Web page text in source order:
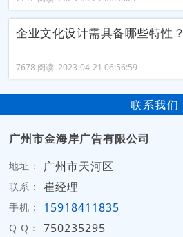
企业文化设计需具备哪些特性？
7678 阅读 2023-04-21 06:56:59
联系我们
广州市金海岸广告有限公司
地址： 广州市天河区
联系： 崔经理
手机： 15918411835
Q Q： 750235295